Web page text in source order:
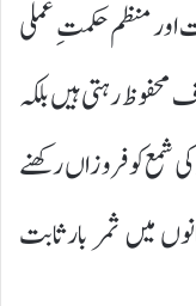
منظم حکمتِ عملی
رہتی ہیں بلکہ
شمع کو فروزاں رکھنے
میں ثمر بار ثابت